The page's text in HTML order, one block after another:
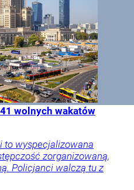
wolnych wakatów
to wyspecjalizowana
zorganizowaną,
Policjanci walczą tu z